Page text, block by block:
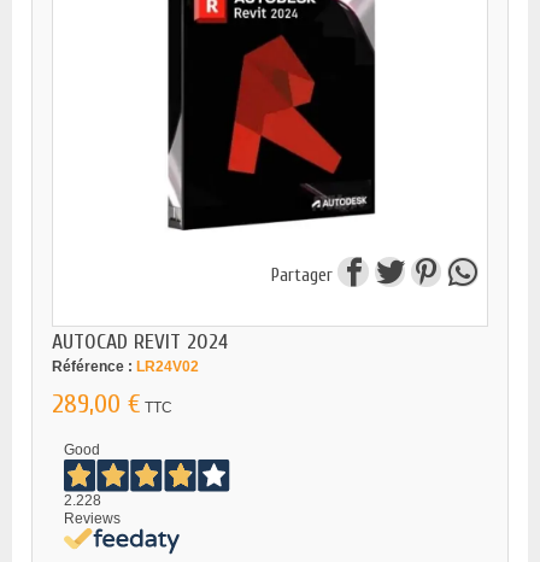
Partager
AUTOCAD REVIT 2024
Référence : LR24V02
289,00 € TTC
Good
2.228
Reviews